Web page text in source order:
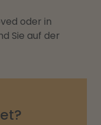
oder in
Sie auf der